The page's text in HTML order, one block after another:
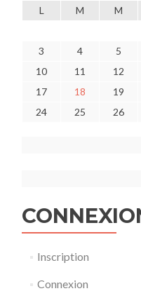
L M M
3
4 5
10
11 12
17
18 19
24
25 26
Inscription
Connexion